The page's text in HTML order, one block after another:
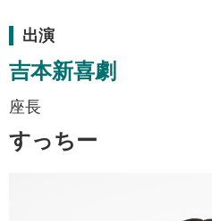
出演
吉本新喜劇
座長
すっちー